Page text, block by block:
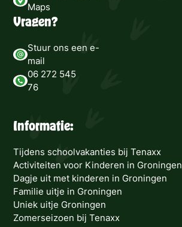
Maps
Vragen?
Stuur ons een e-
mail
06 272 545
76
Informatie:
Tijdens schoolvakanties bij Tenaxx
Activiteiten voor Kinderen in Groningen
Dagje uit met kinderen in Groningen
Familie uitje in Groningen
Uniek uitje Groningen
Zomerseizoen bij Tenaxx